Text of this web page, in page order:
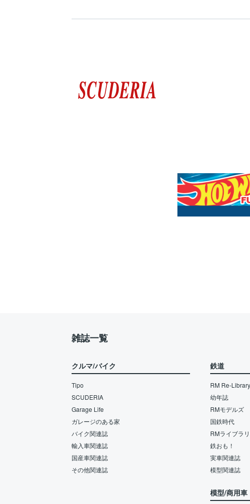
雑誌一覧
クルマ/バイク
Tipo
SCUDERIA
Garage Life
ガレージのある家
バイク関連誌
輸入車関連誌
国産車関連誌
その他関連誌
鉄道
RM Re-Library
幼年誌
RMモデルズ
国鉄時代
RMライブラ
鉄おも！
実車関連誌
模型関連誌
模型/商用車